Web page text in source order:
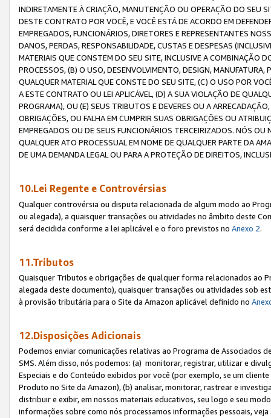
INDIRETAMENTE À CRIAÇÃO, MANUTENÇÃO OU OPERAÇÃO DO SEU
DESTE CONTRATO POR VOCÊ, E VOCÊ ESTÁ DE ACORDO EM
EMPREGADOS, FUNCIONÁRIOS, DIRETORES E REPRESENTANTES
DANOS, PERDAS, RESPONSABILIDADE, CUSTAS E DESPESAS
MATERIAIS QUE CONSTEM DO SEU SITE, INCLUSIVE A COMBINAÇÃO
PROCESSOS, (B) O USO, DESENVOLVIMENTO, DESIGN,
QUALQUER MATERIAL QUE CONSTE DO SEU SITE, (C) O USO POR
A ESTE CONTRATO OU LEI APLICÁVEL, (D) A SUA VIOLAÇÃO DE
PROGRAMA), OU (E) SEUS TRIBUTOS E DEVERES OU A
OBRIGAÇÕES, OU FALHA EM CUMPRIR SUAS OBRIGAÇÕES OU
EMPREGADOS OU DE SEUS FUNCIONÁRIOS TERCEIRIZADOS. NÓS
QUALQUER ATO PROCESSUAL EM NOME DE QUALQUER PARTE DA
DE UMA DEMANDA LEGAL OU PARA A PROTEÇÃO DE DIREITOS,
10.Lei Regente e Controvérsias
Qualquer controvérsia ou disputa relacionada de algum modo ao
ou alegada), a quaisquer transações ou atividades no âmbito deste
será decidida conforme a lei aplicável e o foro previstos no Anexo 2.
11.Tributos
Quaisquer Tributos e obrigações de qualquer forma relacionados ao
alegada deste documento), quaisquer transações ou atividades sob
à provisão tributária para o Site da Amazon aplicável definido no
12.Disposições Adicionais
Podemos enviar comunicações relativas ao Programa de Associados
SMS. Além disso, nós podemos: (a) monitorar, registrar, utilizar e
Especiais e do Conteúdo exibidos por você (por exemplo, se um
Produto no Site da Amazon), (b) analisar, monitorar, rastrear e
distribuir e exibir, em nossos materiais educativos, seu logo e seu
informações sobre como nós processamos informações pessoais,